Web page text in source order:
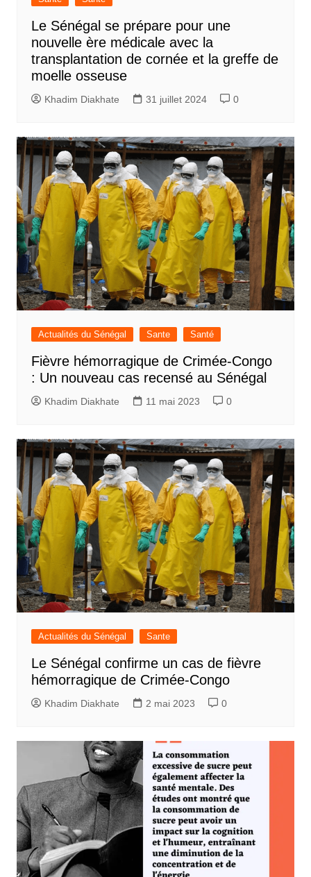
Le Sénégal se prépare pour une
nouvelle ère médicale avec la
transplantation de cornée et la greffe de
moelle osseuse
Khadim Diakhate 31 juillet 2024 0
Actualités du Sénégal Sante Santé
Fièvre hémorragique de Crimée-Congo
: Un nouveau cas recensé au Sénégal
Khadim Diakhate 11 mai 2023 0
Actualités du Sénégal Sante
Le Sénégal confirme un cas de fièvre
hémorragique de Crimée-Congo
Khadim Diakhate 2 mai 2023 0